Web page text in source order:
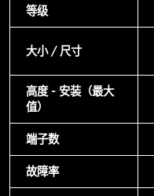
等级
大小 / 尺寸
高度 - 安装（最大
值）
端子数
故障率